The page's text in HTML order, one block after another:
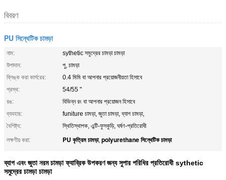
বিবরণ
PU সিন্থেটিক চামড়া
নাম:
sythetic সমুদ্রের চামড়া চামড়া
উপাদান:
পু, চামড়া
ব্লিঙ্ক করা কার্সরের:
0.4 মিমি বা আপনার প্রয়োজনীয়তা হিসাবে
প্রস্থ:
54/55 "
রঙ:
বিভিন্ন রং বা আপনার প্রয়োজন হিসাবে
ব্যবহার:
funiture চামড়া, জুতা চামড়া, ব্যাগ চামড়া,
বৈশিষ্ট্য:
স্থিতিস্থাপক, এন্টি-ফুসকুড়ি, ঘর্ষণ-প্রতিরোধী
লক্ষণীয় করা:
PU কৃত্রিম চামড়া, polyurethane সিন্থেটিক চামড়া
ব্যাগ এবং জুতা নরম চামড়া ফ্যাব্রিক উপকরণ জন্য সুপার পরিধির প্রতিরোধী sythetic
সমুদ্রের চামড়া চামড়া